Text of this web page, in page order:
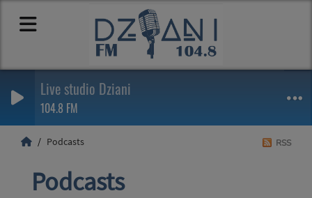
Live studio Dziani
104.8 FM
Podcasts
Podcasts
RSS